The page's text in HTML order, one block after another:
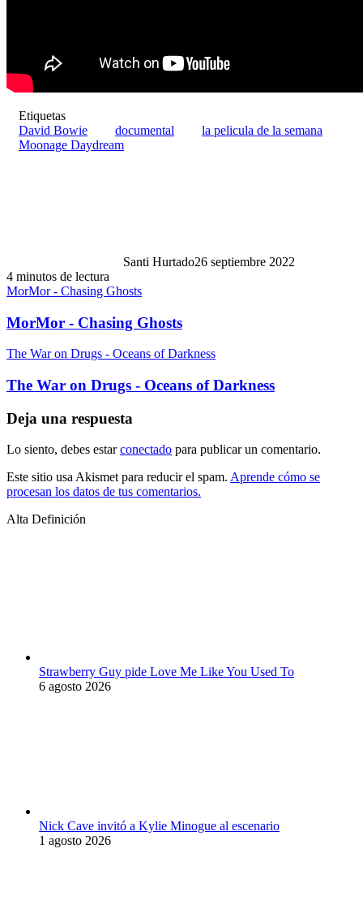
Etiquetas
David Bowie
documental
la pelicula de la semana
Moonage Daydream
Santi Hurtado26 septiembre 2022
4 minutos de lectura
MorMor - Chasing Ghosts
MorMor - Chasing Ghosts
The War on Drugs - Oceans of Darkness
The War on Drugs - Oceans of Darkness
Deja una respuesta
Lo siento, debes estarconectado para publicar un comentario.
Este sitio usa Akismet para reducir el spam. Aprende cómo se
procesan los datos de tus comentarios.
Alta Definición
Strawberry Guy pide Love Me Like You Used To
6 agosto 2026
Nick Cave invitó a Kylie Minogue al escenario
1 agosto 2026